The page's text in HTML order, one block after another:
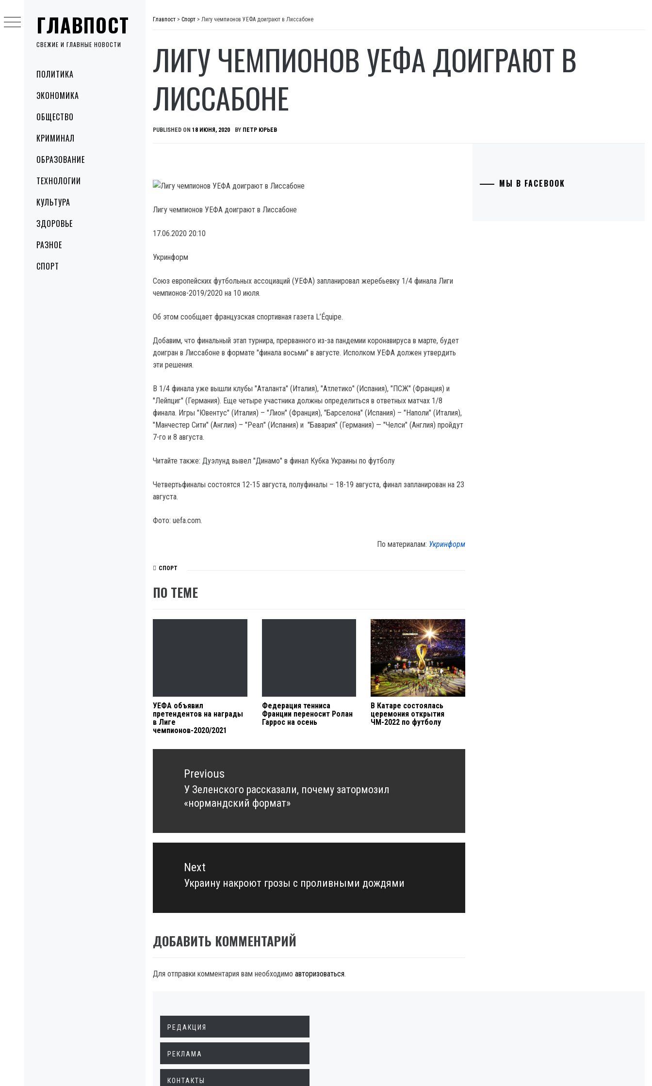
ГЛАВПОСТ
СВЕЖИЕ И ГЛАВНЫЕ НОВОСТИ
MenuПОЛИТИКА
ЭКОНОМИКА
ОБЩЕСТВО
КРИМИНАЛ
ОБРАЗОВАНИЕ
ТЕХНОЛОГИИ
КУЛЬТУРА
ЗДОРОВЬЕ
РАЗНОЕ
СПОРТ
to
content
Главпост > Спорт > Лигу чемпионов УЕФА доиграют в Лиссабоне
ЛИГУ ЧЕМПИОНОВ УЕФА ДОИГРАЮТ В
ЛИССАБОНЕ
PUBLISHED ON 18 ИЮНЯ, 2020 BY ПЕТР ЮРЬЕВ
Лигу чемпионов УЕФА доиграют в Лиссабоне
17.06.2020 20:10
Укринформ
Союз европейских футбольных ассоциаций (УЕФА) запланировал жеребьевку 1/4 финала Лиги
чемпионов-2019/2020 на 10 июля.
Об этом сообщает французская спортивная газета L’Équipe.
Добавим, что финальный этап турнира, прерванного из-за пандемии коронавируса в марте, будет
доигран в Лиссабоне в формате "финала восьми" в августе. Исполком УЕФА должен утвердить
эти решения.
В 1/4 финала уже вышли клубы "Аталанта" (Италия), "Атлетико" (Испания), "ПСЖ" (Франция) и
"Лейпциг" (Германия). Еще четыре участника должны определиться в ответных матчах 1/8
финала. Игры "Ювентус" (Италия) – "Лион" (Франция), "Барселона" (Испания) – "Наполи" (Италия),
"Манчестер Сити" (Англия) – "Реал" (Испания) и "Бавария" (Германия) — "Челси" (Англия) пройдут
7-го и 8 августа.
Читайте также: Дуэлунд вывел "Динамо" в финал Кубка Украины по футболу
Четвертьфиналы состоятся 12-15 августа, полуфиналы – 18-19 августа, финал запланирован на 23
августа.
Фото: uefa.com.
По материалам: Укринформ
СПОРТ
ПО ТЕМЕ
УЕФА объявил
претендентов на награды
в Лиге
чемпионов-2020/2021
Федерация тенниса
Франции переносит Ролан
Гаррос на осень
В Катаре состоялась
церемония открытия
ЧМ-2022 по футболу
Навигация
записямPrevious
Previous
post:
У Зеленского рассказали, почему затормозил
«нормандский формат»
Next
Next
Украину накроют грозы с проливными дождями
ДОБАВИТЬ КОММЕНТАРИЙ
Для отправки комментария вам необходимо авторизоваться.
МЫ В FACEBOOK
РЕДАКЦИЯ
РЕКЛАМА
КОНТАКТЫ